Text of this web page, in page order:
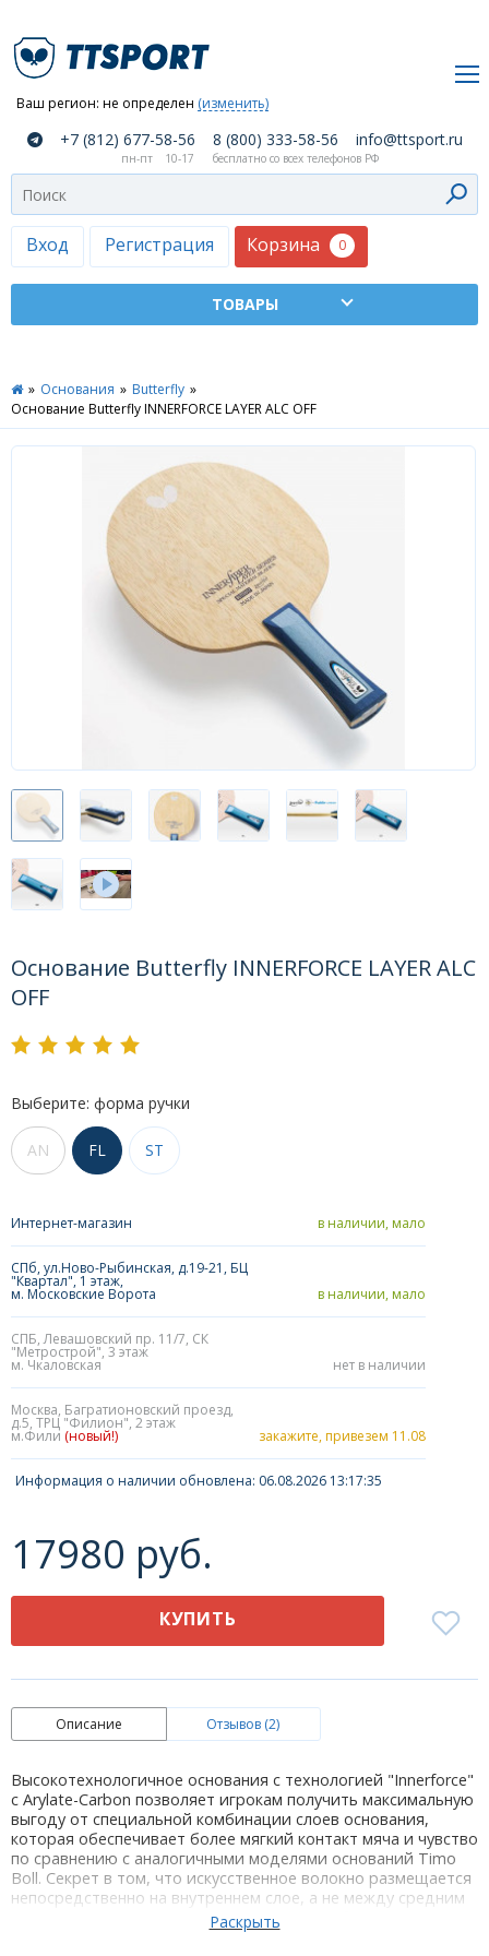
Ваш регион: не определен (изменить)
Вход Регистрация Корзина 0
компании
Как
сделать
заказ
Оплата
доставка
Москва
Дилеры
+7 (812) 677-58-56 8 (800) 333-58-56 info@ttsport.ru
пн-пт 10-17 бесплатно со всех телефонов РФ
» Основания » Butterfly »
Основание Butterfly INNERFORCE LAYER ALC OFF
Основание Butterfly INNERFORCE LAYER ALC
OFF
Выберите: форма ручки
AN FL ST
Интернет-магазин в наличии, мало
СПб, ул.Ново-Рыбинская, д.19-21, БЦ
"Квартал", 1 этаж,
м. Московские Ворота в наличии, мало
СПБ, Левашовский пр. 11/7, СК
"Метрострой", 3 этаж
м. Чкаловская нет в наличии
Москва, Багратионовский проезд,
д.5, ТРЦ "Филион", 2 этаж
м.Фили (новый!) закажите, привезем 11.08
Информация о наличии обновлена: 06.08.2026 13:17:35
17980 руб.
КУПИТЬ
Описание Отзывов (2)
Высокотехнологичное основания с технологией "Innerforce"
c Arylate-Carbon позволяет игрокам получить максимальную
выгоду от специальной комбинации слоев основания,
которая обеспечивает более мягкий контакт мяча и чувство
по сравнению с аналогичными моделями оснований Timo
Boll. Секрет в том, что искусственное волокно размещается
непосредственно на внутреннем слое, а не между средним
и внешним слоями, что делает основание более мягким и
даёт неповторимое чувство мяча. Искусственные волокна